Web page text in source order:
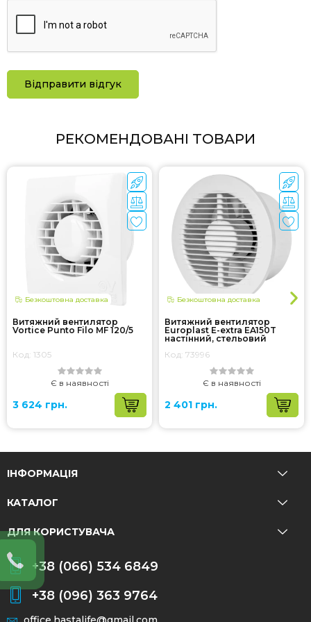
Відправити відгук
РЕКОМЕНДОВАНІ ТОВАРИ
Безкоштовна доставка
Витяжний вентилятор
Vortice Punto Filo MF 120/5
Код: 1305
Є в наявності
3 624 грн.
Безкоштовна доставка
Витяжний вентилятор
Europlast E-extra EA150T
настінний, стельовий
Код: 73996
Є в наявності
2 401 грн.
ІНФОРМАЦІЯ
КАТАЛОГ
ДЛЯ КОРИСТУВАЧА
+38 (066) 534 6849
+38 (096) 363 9764